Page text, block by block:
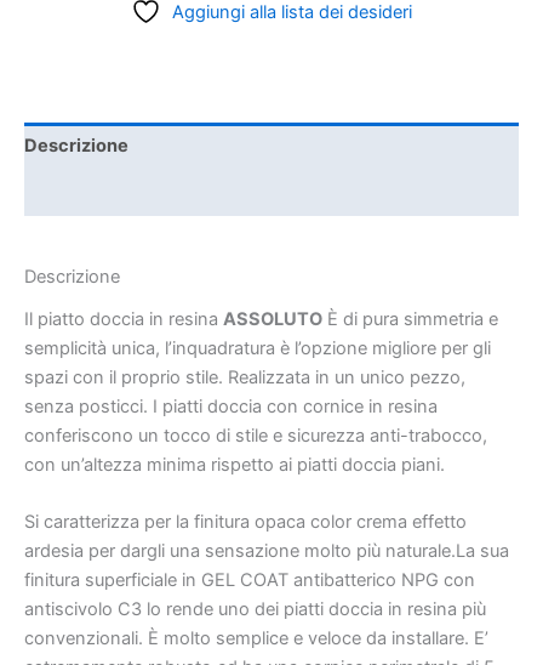
Aggiungi alla lista dei desideri
Descrizione
Descrizione
Il piatto doccia in resina ASSOLUTO È di pura simmetria e
semplicità unica, l’inquadratura è l’opzione migliore per gli
spazi con il proprio stile. Realizzata in un unico pezzo,
senza posticci. I piatti doccia con cornice in resina
conferiscono un tocco di stile e sicurezza anti-trabocco,
con un’altezza minima rispetto ai piatti doccia piani.
Si caratterizza per la finitura opaca color crema effetto
ardesia per dargli una sensazione molto più naturale.La sua
finitura superficiale in GEL COAT antibatterico NPG con
antiscivolo C3 lo rende uno dei piatti doccia in resina più
convenzionali. È molto semplice e veloce da installare. E’